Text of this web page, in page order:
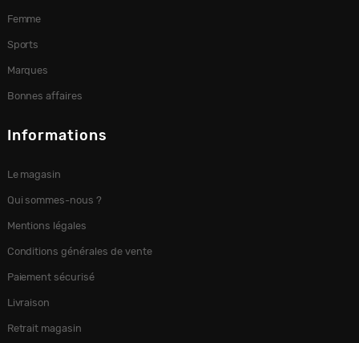
Femme
Sports
Marques
Bonnes affaires
Informations
Le magasin
Qui sommes-nous ?
Mentions légales
Conditions générales de vente
Paiement sécurisé
Livraison
Retrait magasin